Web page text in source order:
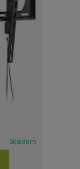
Skladem